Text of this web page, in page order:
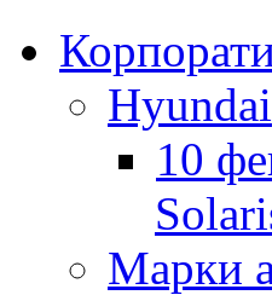
Hyundai
10
Марки